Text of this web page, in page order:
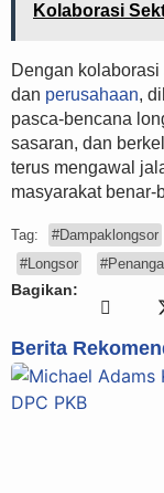
Kolaborasi
Dengan
dan perusahaan,
pasca-bencana
sasaran, dan
terus mengawal
masyarakat
Tag: #Dampaklongsor
#Longsor
Bagikan:
Berita